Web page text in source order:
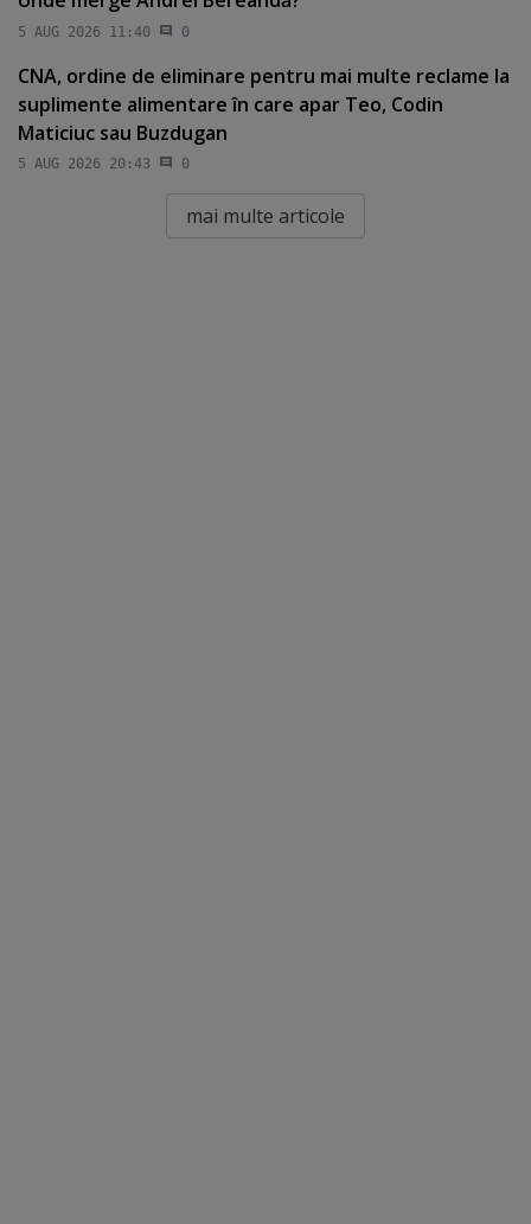
5 AUG 2026 11:40 0
CNA, ordine de eliminare pentru mai multe reclame la
suplimente alimentare în care apar Teo, Codin
Maticiuc sau Buzdugan
5 AUG 2026 20:43 0
mai multe articole